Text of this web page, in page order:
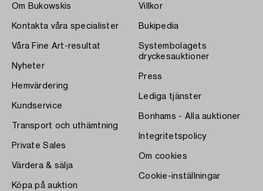
Om Bukowskis
Kontakta våra specialister
Våra Fine Art-resultat
Nyheter
Hemvärdering
Kundservice
Transport och uthämtning
Private Sales
Värdera & sälja
Köpa på auktion
Villkor
Bukipedia
Systembolagets
dryckesauktioner
Press
Lediga tjänster
Bonhams - Alla auktioner
Integritetspolicy
Om cookies
Cookie-inställningar